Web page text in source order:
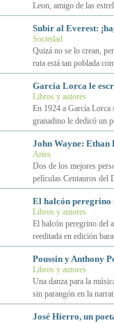
Leon, amigo de las
Subir al Everest:
Sociedad
Quizá no se lo crean,
ruta está tan poblada
García Lorca le
Libros y autores
En 1924 a García Lorca
granadino le dedicó un
John Wayne: Ethan
Artes
Dos de los mejores
películas Centauros del
El halcón peregrino
Libros y autores
El halcón peregrino del
reeditada en edición
Poussin y Anthony
Libros y autores
Una danza para la
sin parangón en la
José Hierro, un